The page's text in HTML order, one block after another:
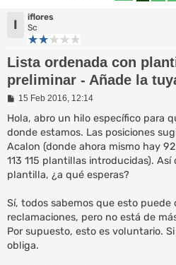
I
iflores
Sc
Lista ordenada con
preliminar - Añade la
M
n
a
j
e
15 Feb 2016, 12:14
Hola, abro un hilo específico para
donde estamos. Las posiciones
Acalon (donde ahora mismo hay
113 115 plantillas introducidas).
plantilla, ¿a qué esperas?
Sí, todos sabemos que esto puede
reclamaciones, pero no está de
Por supuesto, esto es voluntario.
obliga.